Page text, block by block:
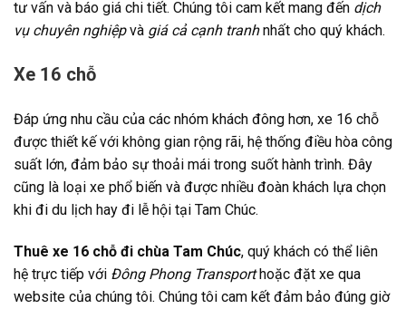
tư vấn và báo giá chi tiết. Chúng tôi cam kết mang đến dịch
vụ chuyên nghiệpvà giá cả cạnh tranhnhất cho quý khách.
Xe 16 chỗ
Đáp ứng nhu cầu của các nhóm khách đông hơn, xe 16 chỗ
được thiết kế với không gian rộng rãi, hệ thống điều hòa công
suất lớn, đảm bảo sự thoải mái trong suốt hành trình. Đây
cũng là loại xe phổ biến và được nhiều đoàn khách lựa chọn
khi đi du lịch hay đi lễ hội tại Tam Chúc.
Thuê xe 16 chỗ đi chùa Tam Chúc, quý khách có thể liên
hệ trực tiếp với Đông Phong Transporthoặc đặt xe qua
website của chúng tôi. Chúng tôi cam kết đảm bảo đúng giờ